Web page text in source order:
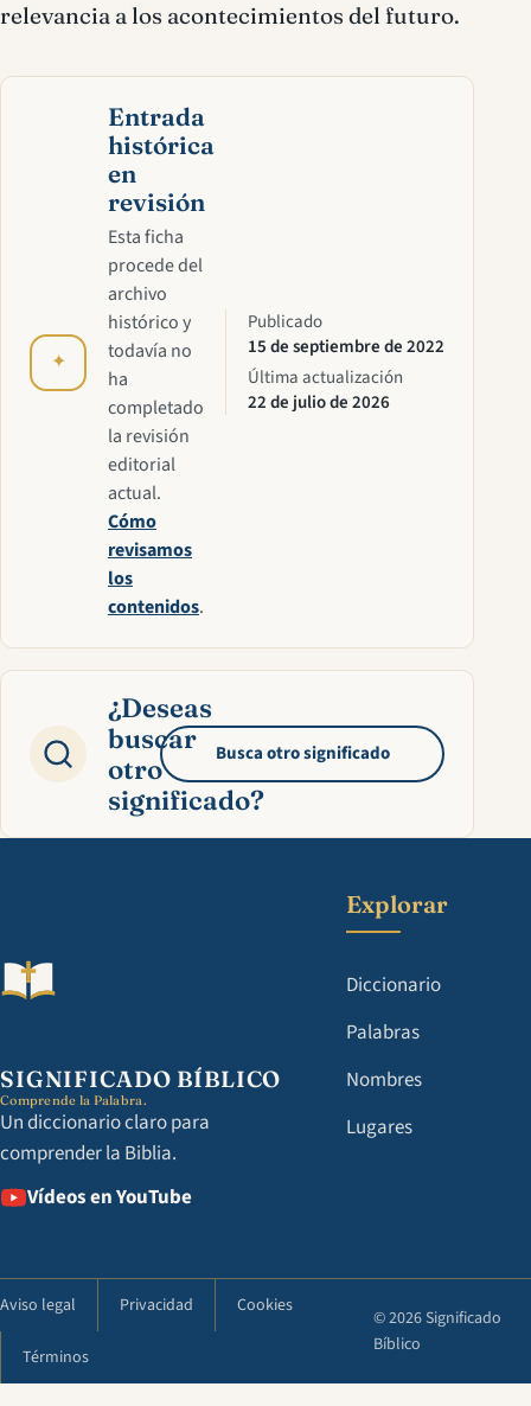
relevancia a los acontecimientos del futuro.
✦
Entrada
histórica
en
revisión
Esta ficha
procede del
archivo
histórico y
todavía no
ha
completado
la revisión
editorial
actual.
Cómo
revisamos
los
contenidos.
Publicado
15 de septiembre de 2022
Última actualización
22 de julio de 2026
¿Deseas
buscar
otro
significado?
Busca otro significado
SIGNIFICADO BÍBLICO
Comprende la Palabra.
Un diccionario claro para
comprender la Biblia.
Vídeos en YouTube
Explorar
Diccionario
Palabras
Nombres
Lugares
Aviso legal Privacidad Cookies
Términos
© 2026 Significado
Bíblico